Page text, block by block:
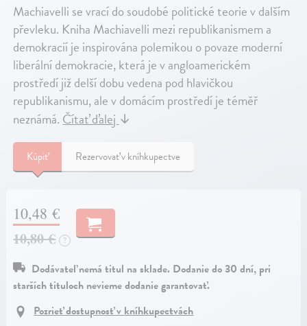
Machiavelli se vrací do soudobé politické teorie v dalším
převleku. Kniha Machiavelli mezi republikanismem a
demokracií je inspirována polemikou o povaze moderní
liberální demokracie, která je v angloamerickém
prostředí již delší dobu vedena pod hlavičkou
republikanismu, ale v domácím prostředí je téměř
neznámá. Čítať ďalej ↓
Kúpiť Rezervovať v kníhkupectve
10,48 €
10,80 € ?
Dodávateľ nemá titul na sklade. Dodanie do 30 dní, pri
starších tituloch nevieme dodanie garantovať.
Pozrieť dostupnosť v kníhkupectvách